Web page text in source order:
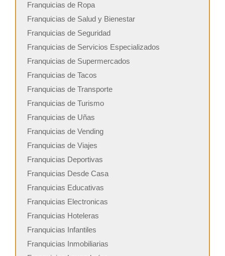
Franquicias de Ropa
Franquicias de Salud y Bienestar
Franquicias de Seguridad
Franquicias de Servicios Especializados
Franquicias de Supermercados
Franquicias de Tacos
Franquicias de Transporte
Franquicias de Turismo
Franquicias de Uñas
Franquicias de Vending
Franquicias de Viajes
Franquicias Deportivas
Franquicias Desde Casa
Franquicias Educativas
Franquicias Electronicas
Franquicias Hoteleras
Franquicias Infantiles
Franquicias Inmobiliarias